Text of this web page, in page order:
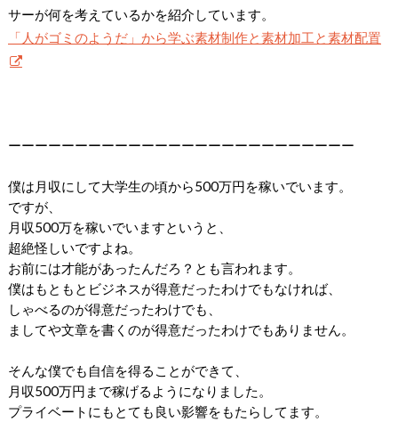
サーが何を考えているかを紹介しています。
「人がゴミのようだ」から学ぶ素材制作と素材加工と素材配置
ーーーーーーーーーーーーーーーーーーーーーーーーーー
僕は月収にして大学生の頃から500万円を稼いでいます。
ですが、
月収500万を稼いでいますというと、
超絶怪しいですよね。
お前には才能があったんだろ？とも言われます。
僕はもともとビジネスが得意だったわけでもなければ、
しゃべるのが得意だったわけでも、
ましてや文章を書くのが得意だったわけでもありません。
そんな僕でも自信を得ることができて、
月収500万円まで稼げるようになりました。
プライベートにもとても良い影響をもたらしてます。